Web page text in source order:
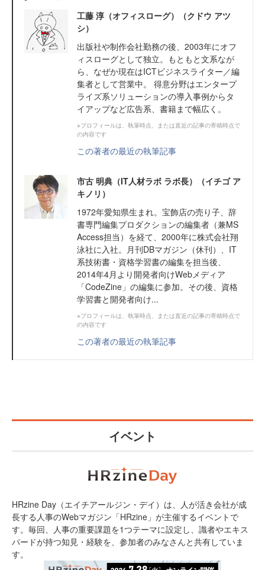
工藤 淳（オフィスローグ）（クドウ アツ
シ）
出版社や制作会社勤務の後、2003年にオフ
ィスローグとして独立。もともと文系なが
ら、なぜか現在はICTビジネスライター／編
集者として営業中。 得意分野はエンタープ
ライズ系ソリューションの導入事例からタ
イアップなど広告系、書籍まで幅広く。
※プロフィールは、執筆時点、または直近の記事の寄稿時点で
の内容です
この著者の最近の執筆記事
市古 明典（IT人材ラボ ラボ長）（イチゴ ア
キノリ）
1972年愛知県生まれ。宝飾店の売り子、辞
書専門編集プロダクションの編集者（兼MS
Access担当）を経て、2000年に株式会社翔
泳社に入社。月刊DBマガジン（休刊）、IT
系技術書・資格学習書の編集を担当後、
2014年4月より開発者向けWebメディア
「CodeZine」の編集に参加。その後、資格
学習書と開発者向け...
※プロフィールは、執筆時点、または直近の記事の寄稿時点で
の内容です
この著者の最近の執筆記事
イベント
HRzine Day（エイチアールジン・デイ）は、人が活き会社が成
長する人事のWebマガジン「HRzine」が主催するイベントで
す。毎回、人事の重要課題を1つテーマに設定し、識者やエキス
パードが持つ知見・経験を、参加者のみなさんと共有していま
す。